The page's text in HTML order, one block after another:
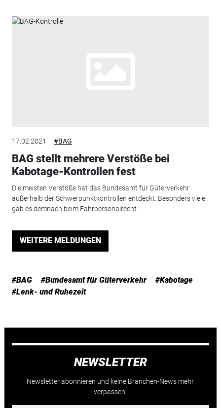
17.02.2021 #BAG
BAG stellt mehrere Verstöße bei
Kabotage-Kontrollen fest
Die meisten Verstöße hat das Bundesamt für Güterverkehr
außerhalb der Schwerpunktkontrollen entdeckt. Besonders viele
gab es demnach beim Fahrpersonalrecht.
WEITERE MELDUNGEN
#BAG #Bundesamt für Güterverkehr
#Kabotage
#Lenk- und Ruhezeit
NEWSLETTER
Newsletter abonnieren und keine Branchen-News mehr
verpassen.